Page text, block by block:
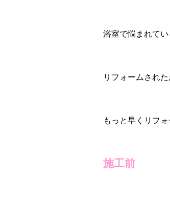
浴室で悩まれて
リフォームされ
もっと早くリフ
施工前